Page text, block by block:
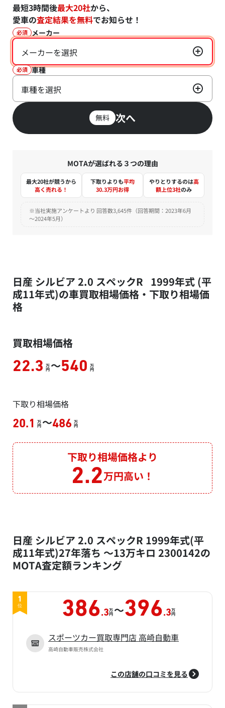
最短3時間後最大20社から、
愛車の査定結果を無料でお知らせ！
必須 メーカー
メーカーを選択
必須 車種
車種を選択
無料 次へ
MOTAが選ばれる３つの理由
最大20社が競うから
高く売れる！
下取りよりも平均
30.3万円お得
やりとりするのは高
額上位3社のみ
※当社実施アンケートより 回答数3,645件（回答期間：2023年6月
～2024年5月）
日産 シルビア 2.0 スペックR 1999年式 (平
成11年式)の車買取相場価格・下取り相場価
格
買取相場価格
22.3 万
円 ～540 万
円
下取り相場価格
20.1 万
円 ～486 万
円
下取り相場価格より
2.2万円高い！
日産 シルビア 2.0 スペックR 1999年式(平
成11年式)27年落ち ～13万キロ 2300142の
MOTA査定額ランキング
1
位 386.3万
円 ～396.3万
円
スポーツカー買取専門店 高崎自動車
高崎自動車販売株式会社
この店舗の口コミを見る